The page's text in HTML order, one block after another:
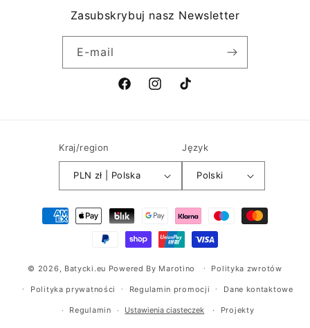
Zasubskrybuj nasz Newsletter
E-mail
FacebookInstagramTikTok
Kraj/region
PLN zł | Polska
Język
Polski
Metody
płatności
© 2026, Batycki.eu Powered By Marotino Polityka zwrotów
Polityka prywatności Regulamin promocji Dane kontaktowe
Regulamin Ustawienia ciasteczek Projekty